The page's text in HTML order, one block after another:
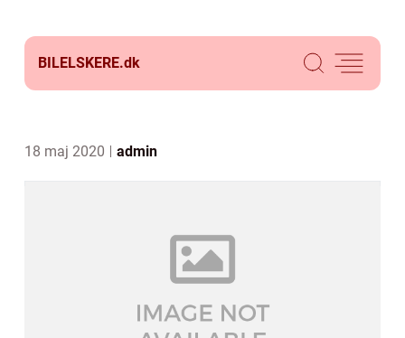
BILELSKERE.dk
18 maj 2020 admin